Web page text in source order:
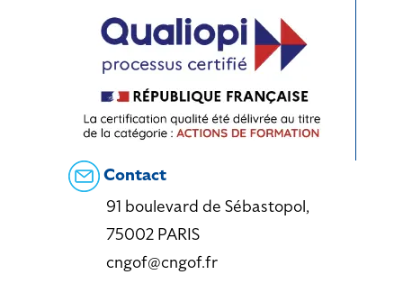
Contact
91 boulevard de Sébastopol,
75002 PARIS
cngof@cngof.fr